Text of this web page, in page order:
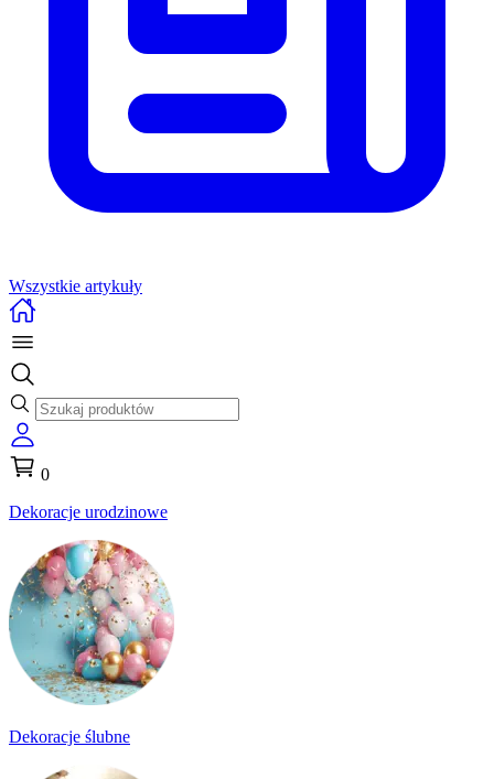
Wszystkie artykuły
0
Dekoracje urodzinowe
Dekoracje ślubne